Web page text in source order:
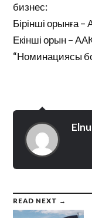
бизнес:
Бірінші орынға
Екінші орын –
“Номинациясы
READ NEXT →